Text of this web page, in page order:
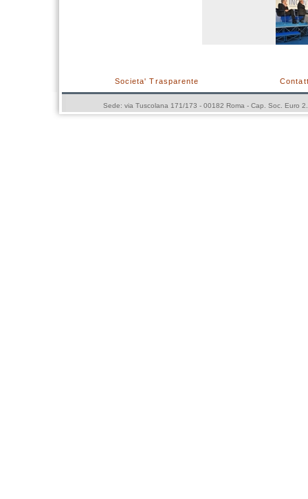
Societa' Trasparente
Sede: via Tuscolana 171/173 - 00182 Roma - Cap. Soc. Euro